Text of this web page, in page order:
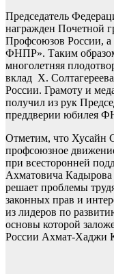
Председатель
награжден Почетной
Профсоюзов России,
ФНПР». Таким
многолетняя
вклад Х.
России. Грамоту и
получил из рук
преддверии юбилея
Отметим, что Хусайн
профсоюзное
при всесторонней
Ахматовича
решает проблемы
законных прав и
из лидеров по
основы которой
России Ахмат-Хаджи